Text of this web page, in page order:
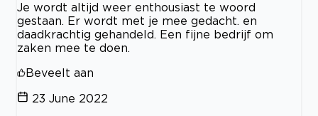
Je wordt altijd weer enthousiast te woord
gestaan. Er wordt met je mee gedacht. en
daadkrachtig gehandeld. Een fijne bedrijf om
zaken mee te doen.
Beveelt aan
23 June 2022